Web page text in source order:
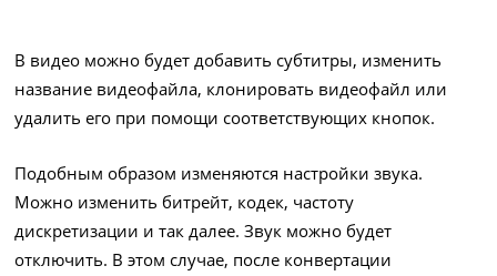
В видео можно будет добавить субтитры, изменить
название видеофайла, клонировать видеофайл или
удалить его при помощи соответствующих кнопок.
Подобным образом изменяются настройки звука.
Можно изменить битрейт, кодек, частоту
дискретизации и так далее. Звук можно будет
отключить. В этом случае, после конвертации